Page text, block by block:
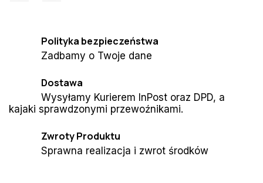
Polityka bezpieczeństwa
Zadbamy o Twoje dane
Dostawa
Wysyłamy Kurierem InPost oraz DPD, a
kajaki sprawdzonymi przewoźnikami.
Zwroty Produktu
Sprawna realizacja i zwrot środków